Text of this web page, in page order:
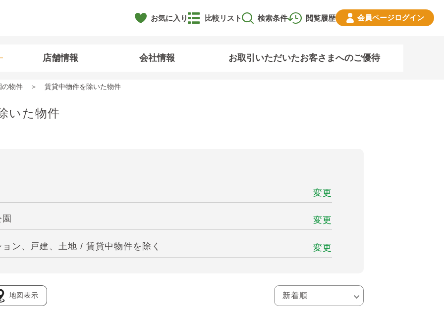
お気に入り 閲覧履歴
比較リスト 検索条件 会員ページログイン
店舗情報 会社情報 お取引いただいたお客さまへのご優待
の物件 賃貸中物件を除いた物件
いた物件
変更
変更
ン、戸建、土地 / 賃貸中物件を除く 変更
地図表示